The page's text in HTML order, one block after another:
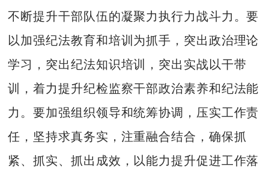
不断提升干部队伍的凝聚力执行力战斗力。要
以加强纪法教育和培训为抓手，突出政治理论
学习，突出纪法知识培训，突出实战以干带
训，着力提升纪检监察干部政治素养和纪法能
力。要加强组织领导和统筹协调，压实工作责
任，坚持求真务实，注重融合结合，确保抓
紧、抓实、抓出成效，以能力提升促进工作落